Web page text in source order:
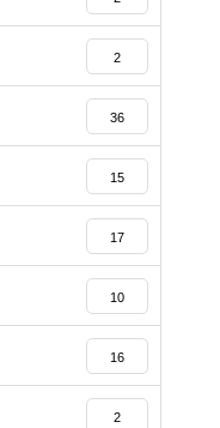
2
36
15
17
10
16
2